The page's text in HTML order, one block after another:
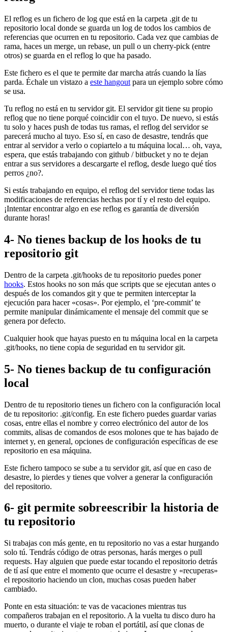
El reflog es un fichero de log que está en la carpeta .git de tu
repositorio local donde se guarda un log de todos los cambios de
referencias que ocurren en tu repositorio. Cada vez que cambias de
rama, haces un merge, un rebase, un pull o un cherry-pick (entre
otros) se guarda en el reflog lo que ha pasado.
Este fichero es el que te permite dar marcha atrás cuando la lías
parda. Échale un vistazo a este hangout para un ejemplo sobre cómo
se usa.
Tu reflog no está en tu servidor git. El servidor git tiene su propio
reflog que no tiene porqué coincidir con el tuyo. De nuevo, si estás
tu solo y haces push de todas tus ramas, el reflog del servidor se
parecerá mucho al tuyo. Eso sí, en caso de desastre, tendrás que
entrar al servidor a verlo o copiartelo a tu máquina local… oh, vaya,
espera, que estás trabajando con github / bitbucket y no te dejan
entrar a sus servidores a descargarte el reflog, desde luego qué tíos
perros ¿no?.
Si estás trabajando en equipo, el reflog del servidor tiene todas las
modificaciones de referencias hechas por tí y el resto del equipo.
¡Intentar encontrar algo en ese reflog es garantía de diversión
durante horas!
4- No tienes backup de los hooks de tu
repositorio git
Dentro de la carpeta .git/hooks de tu repositorio puedes poner
hooks. Estos hooks no son más que scripts que se ejecutan antes o
después de los comandos git y que te permiten interceptar la
ejecución para hacer «cosas». Por ejemplo, el ‘pre-commit’ te
permite manipular dinámicamente el mensaje del commit que se
genera por defecto.
Cualquier hook que hayas puesto en tu máquina local en la carpeta
.git/hooks, no tiene copia de seguridad en tu servidor git.
5- No tienes backup de tu configuración
local
Dentro de tu repositorio tienes un fichero con la configuración local
de tu repositorio: .git/config. En este fichero puedes guardar varias
cosas, entre ellas el nombre y correo electrónico del autor de los
commits, alisas de comandos de esos molones que te has bajado de
internet y, en general, opciones de configuración específicas de ese
repositorio en esa máquina.
Este fichero tampoco se sube a tu servidor git, así que en caso de
desastre, lo pierdes y tienes que volver a generar la configuración
del repositorio.
6- git permite sobreescribir la historia de
tu repositorio
Si trabajas con más gente, en tu repositorio no vas a estar hurgando
solo tú. Tendrás código de otras personas, harás merges o pull
requests. Hay alguien que puede estar tocando el repositorio detrás
de tí así que entre el momento que ocurre el desastre y «recuperas»
el repositorio haciendo un clon, muchas cosas pueden haber
cambiado.
Ponte en esta situación: te vas de vacaciones mientras tus
compañeros trabajan en el repositorio. A la vuelta tu disco duro ha
muerto, o durante el viaje te roban el portátil, así que clonas de